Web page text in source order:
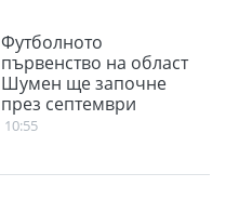
Футболното
първенство на област
Шумен ще започне
през септември
10:55